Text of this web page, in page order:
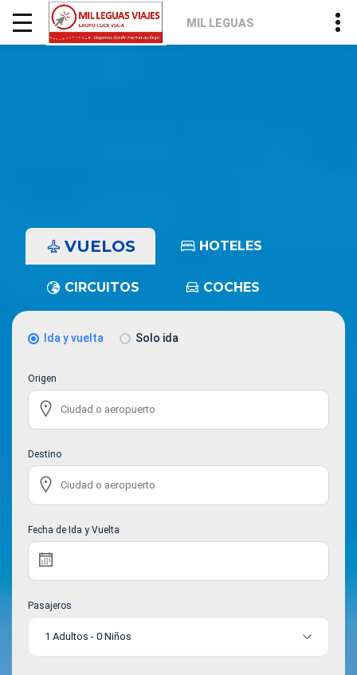
MIL LEGUAS
VUELOS HOTELES
CIRCUITOS COCHES
Ida y vuelta Solo ida
Origen
Destino
Fecha de Ida y Vuelta
Pasajeros
1 Adultos - 0 Niños